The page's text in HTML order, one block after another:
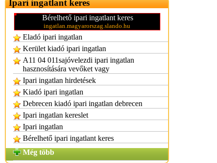
Ipari ingatlant keres
Bérelhető ipari ingatlant keres
ingatlan.magyarorszag.slando.hu
Eladó ipari ingatlan
Kerület kiadó ipari ingatlan
A11 04 011sajóvelezdi ipari ingatlan
hasznosítására vevőket vagy
Ipari ingatlan hirdetések
Kiadó ipari ingatlan
Debrecen kiadó ipari ingatlan debrecen
Ipari ingatlan kereslet
Ipari ingatlan
Bérelhető ipari ingatlant keres
Még több